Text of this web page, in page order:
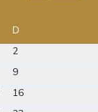
D
2
9
16